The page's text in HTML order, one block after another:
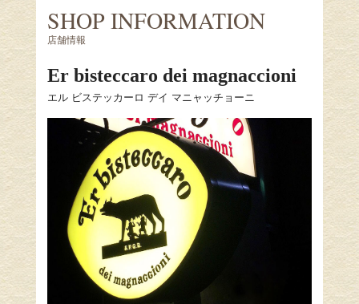
SHOP INFORMATION
店舗情報
Er bisteccaro dei magnaccioni
エル ビステッカーロ デイ マニャッチョーニ